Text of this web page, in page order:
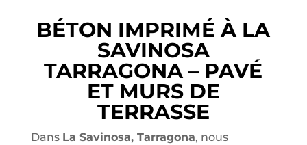
BÉTON IMPRIMÉ À LA
SAVINOSA
TARRAGONA – PAVÉ
ET MURS DE
TERRASSE
Dans La Savinosa, Tarragona, nous